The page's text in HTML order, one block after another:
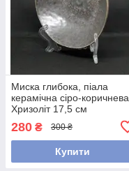
Миска глибока, піала
керамічна сіро-коричнева
Хризоліт 17,5 см
280 ₴ 300 ₴
Купити